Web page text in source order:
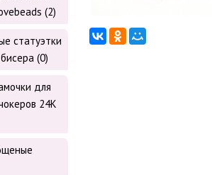
(2)
статуэтки
(0)
для
24К